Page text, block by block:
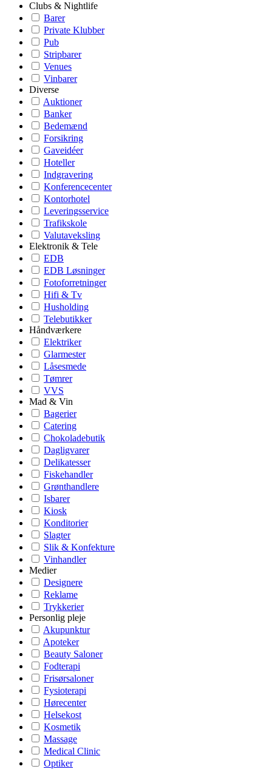
Clubs & Nightlife
Barer
Private Klubber
Pub
Stripbarer
Venues
Vinbarer
Diverse
Auktioner
Banker
Bedemænd
Forsikring
Gaveidéer
Hoteller
Indgravering
Konferencecenter
Kontorhotel
Leveringsservice
Trafikskole
Valutaveksling
Elektronik & Tele
EDB
EDB Løsninger
Fotoforretninger
Hifi & Tv
Husholding
Telebutikker
Håndværkere
Elektriker
Glarmester
Låsesmede
Tømrer
VVS
Mad & Vin
Bagerier
Catering
Chokoladebutik
Dagligvarer
Delikatesser
Fiskehandler
Grønthandlere
Isbarer
Kiosk
Konditorier
Slagter
Slik & Konfekture
Vinhandler
Medier
Designere
Reklame
Trykkerier
Personlig pleje
Akupunktur
Apoteker
Beauty Saloner
Fodterapi
Frisørsaloner
Fysioterapi
Hørecenter
Helsekost
Kosmetik
Massage
Medical Clinic
Optiker